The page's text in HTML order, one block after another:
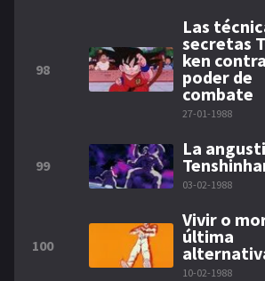
98
Las
secretas
ken
poder de
combate
27-01-1988
99
La
03-02-1988
100
Vivir o
última
10-02-1988